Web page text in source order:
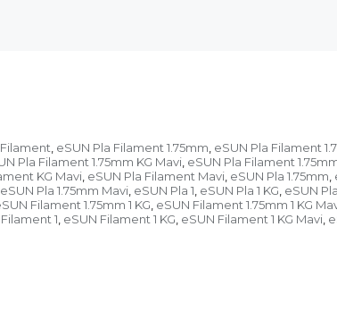
, eSUN Pla Filament 1.75mm, eSUN Pla Filament
Pla Filament 1.75mm KG Mavi, eSUN Pla Filament
KG Mavi, eSUN Pla Filament Mavi, eSUN Pla 1.75mm,
eSUN Pla 1.75mm Mavi, eSUN Pla 1, eSUN Pla 1 KG, eSUN
Filament 1.75mm 1 KG, eSUN Filament 1.75mm 1 KG
1, eSUN Filament 1 KG, eSUN Filament 1 KG Mavi,